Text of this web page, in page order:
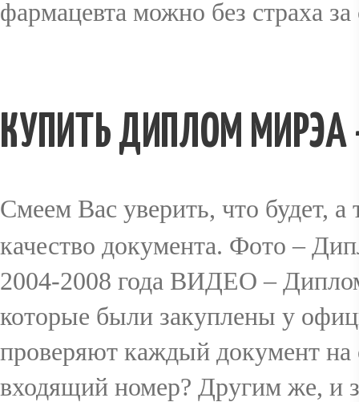
фармацевта можно без страха
КУПИТЬ ДИПЛОМ
Смеем Вас уверить, что будет,
качество документа. Фото –
2004-2008 года ВИДЕО –
которые были закуплены у
проверяют каждый документ на
входящий номер? Другим же, и